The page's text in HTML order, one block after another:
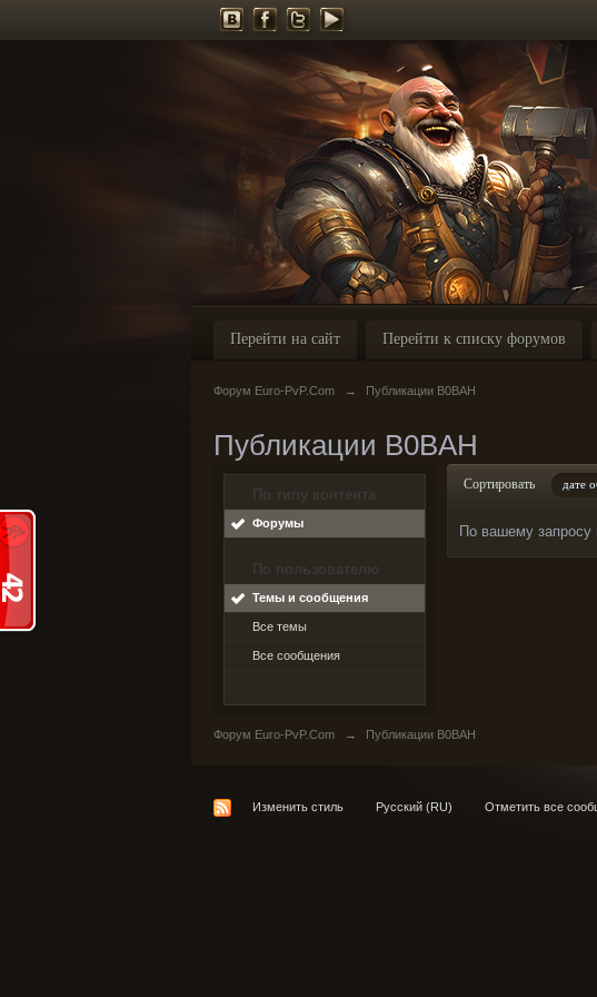
Перейти на сайт Перейти к списку форумов
Форум Euro-PvP.Com → Публикации B0BAH
Публикации B0BAH
По типу контента
Форумы
По пользователю
Темы и сообщения
Все темы
Все сообщения
Сортировать дате
По вашему запросу
Форум Euro-PvP.Com → Публикации B0BAH
Изменить стиль Русский (RU) Отметить все